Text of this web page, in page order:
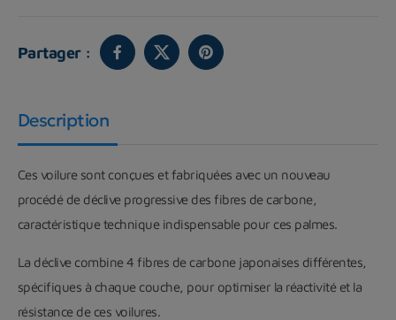
Partager :
Description
Ces voilure sont conçues et fabriquées avec un nouveau
procédé de déclive progressive des fibres de carbone,
caractéristique technique indispensable pour ces palmes.
La déclive combine 4 fibres de carbone japonaises différentes,
spécifiques à chaque couche, pour optimiser la réactivité et la
résistance de ces voilures.